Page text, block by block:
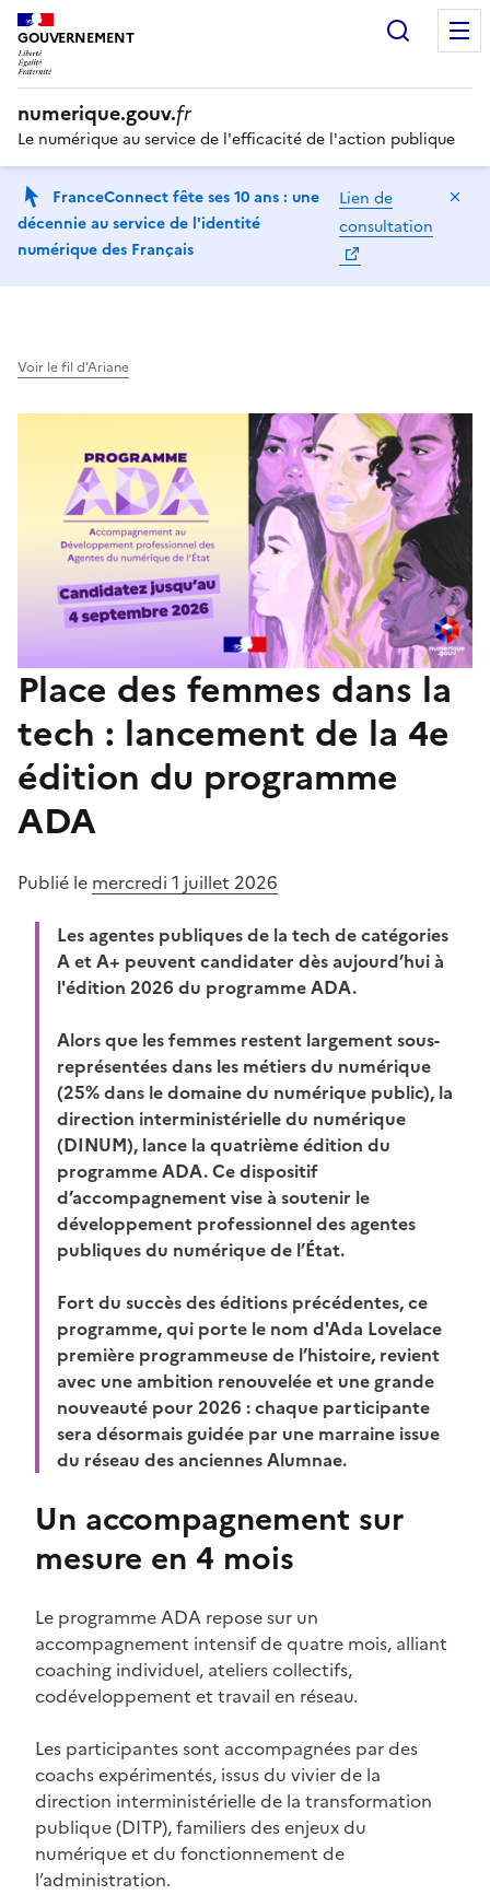
GOUVERNEMENT
numerique.gouv.fr
Le numérique au service de l'efficacité de l'action publique
FranceConnect fête ses 10 ans : une
décennie au service de l'identité
numérique des Français
Lien de
consultation
Voir le fil d’Ariane
Place des femmes dans la
tech : lancement de la 4e
édition du programme
ADA
Publié le mercredi 1 juillet 2026
Les agentes publiques de la tech de catégories
A et A+ peuvent candidater dès aujourd’hui à
l'édition 2026 du programme ADA.
Alors que les femmes restent largement sous-
représentées dans les métiers du numérique
(25% dans le domaine du numérique public), la
direction interministérielle du numérique
(DINUM), lance la quatrième édition du
programme ADA. Ce dispositif
d’accompagnement vise à soutenir le
développement professionnel des agentes
publiques du numérique de l’État.
Fort du succès des éditions précédentes, ce
programme, qui porte le nom d'Ada Lovelace
première programmeuse de l’histoire, revient
avec une ambition renouvelée et une grande
nouveauté pour 2026 : chaque participante
sera désormais guidée par une marraine issue
du réseau des anciennes Alumnae.
Un accompagnement sur
mesure en 4 mois
Le programme ADA repose sur un
accompagnement intensif de quatre mois, alliant
coaching individuel, ateliers collectifs,
codéveloppement et travail en réseau.
Les participantes sont accompagnées par des
coachs expérimentés, issus du vivier de la
direction interministérielle de la transformation
publique (DITP), familiers des enjeux du
numérique et du fonctionnement de
l’administration.